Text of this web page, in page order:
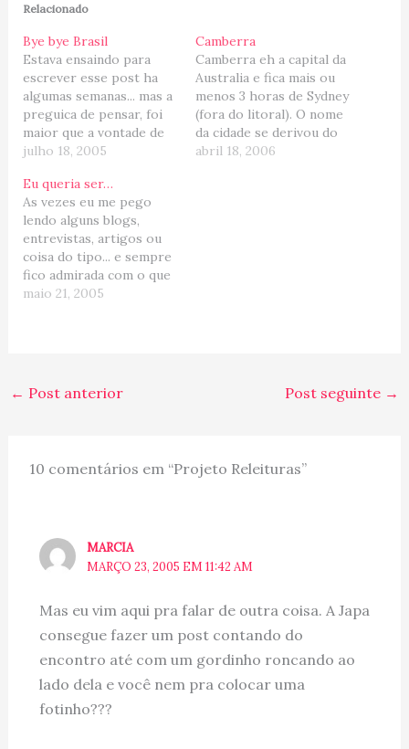
Relacionado
Bye bye Brasil
Estava ensaindo para
escrever esse post ha
algumas semanas... mas a
preguica de pensar, foi
maior que a vontade de
escrever e contar
sobre a leitura que fiz o
mes passado sobre o
livro "Bye Bye Brasil",
escrito por Anna
Francesca C. Araujo.
Esse livro fez um certo…
julho 18, 2005
Camberra
Camberra eh a capital da
Australia e fica mais ou
menos 3 horas de Sydney
(fora do litoral). O nome
da cidade se derivou do
nome aborigene
abril 18, 2006
Eu queria ser…
As vezes eu me pego
lendo alguns blogs,
entrevistas, artigos ou
coisa do tipo... e sempre
fico admirada com o que
as outras pessoas fazem;
lindissima, ou por que
defendem a todo custo
maio 21, 2005
← Post anterior Post seguinte →
10 comentários em “Projeto Releituras”
MARCIA
MARÇO 23, 2005 EM 11:42 AM
Mas eu vim aqui pra falar de outra coisa. A Japa
consegue fazer um post contando do
encontro até com um gordinho roncando ao
lado dela e você nem pra colocar uma
fotinho???